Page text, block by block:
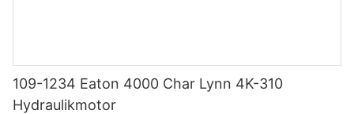
109-1234 Eaton 4000 Char Lynn 4K-310
Hydraulikmotor